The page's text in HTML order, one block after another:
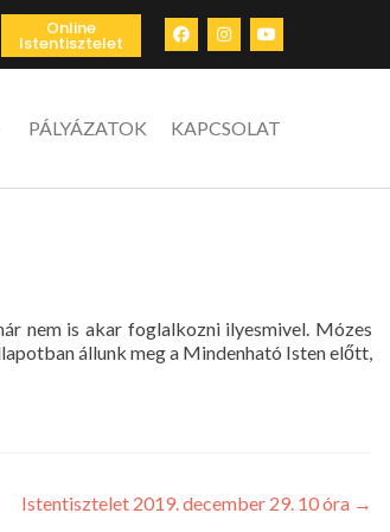
Online
Istentisztelet
PÁLYÁZATOK KAPCSOLAT
nem is akar foglalkozni ilyesmivel. Mózes
állunk meg a Mindenható Isten előtt,
Istentisztelet 2019. december 29. 10 óra →